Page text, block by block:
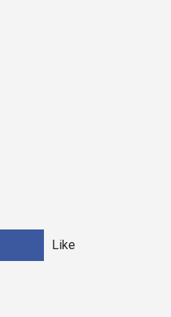
Like